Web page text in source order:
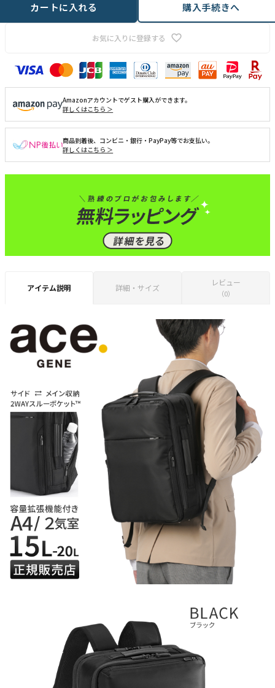
お気に入りに登録する
カートに入れる 購入手続きへ
Amazonアカウントでゲスト購入ができます。
詳しくはこちら ＞
商品到着後、コンビニ・銀行・PayPay等でお支払い。
詳しくはこちら ＞
アイテム説明 詳細・サイズ
レビュー
（0）